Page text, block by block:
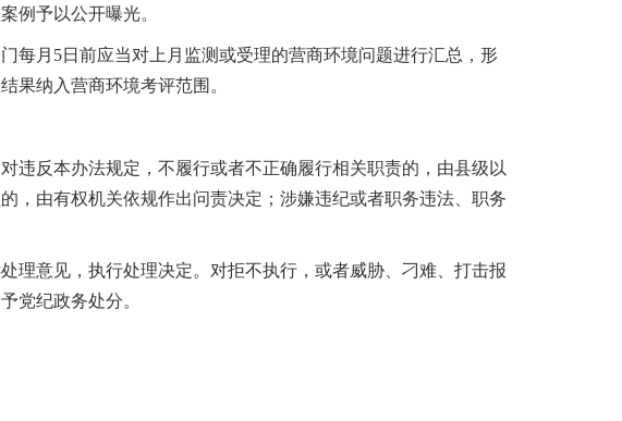
例予以公开曝光。
月5日前应当对上月监测或受理的营商环境问题进行汇总，形
果纳入营商环境考评范围。
反本办法规定，不履行或者不正确履行相关职责的，由县级以
，由有权机关依规作出问责决定；涉嫌违纪或者职务违法、职务
意见，执行处理决定。对拒不执行，或者威胁、刁难、打击报
党纪政务处分。